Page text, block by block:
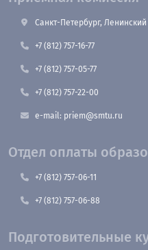
Санкт-Петербург, Ленинский
+7 (812) 757-16-77
+7 (812) 757-05-77
+7 (812) 757-22-00
e-mail: priem@smtu.ru
Отдел оплаты
+7 (812) 757-06-11
+7 (812) 757-06-88
Подготовительные